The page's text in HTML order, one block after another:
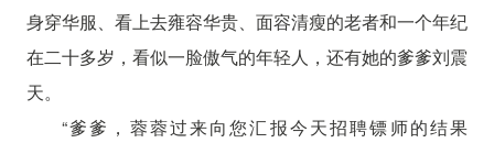
身穿华服、看上去雍容华贵、面容清瘦的老者和一个年纪
在二十多岁，看似一脸傲气的年轻人，还有她的爹爹刘震
天。
“爹爹，蓉蓉过来向您汇报今天招聘镖师的结果